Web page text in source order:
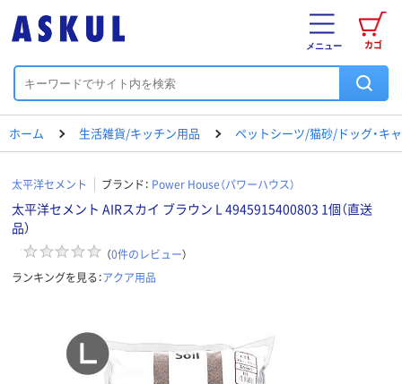
カゴ
メニュー
ホーム 生活雑貨/キッチン用品 ペットシーツ/猫砂/ドッグ・キ
太平洋セメント ブランド： Power House（パワーハウス）
太平洋セメント AIRスカイ ブラウン L 4945915400803 1個（直送
品）
（0件のレビュー）
ランキングを見る：アクア用品